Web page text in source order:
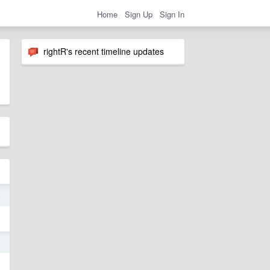
Home Sign Up Sign In
rightR's recent timeline updates